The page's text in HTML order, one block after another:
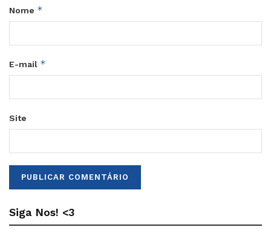
Nome *
E-mail *
Site
Siga Nos! <3